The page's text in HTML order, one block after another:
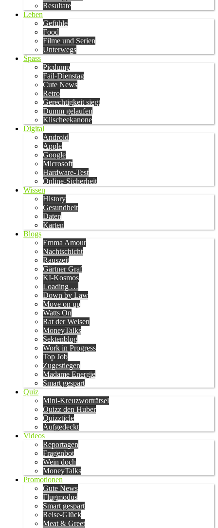
Resultate
Leben
Gefühle
Food
Filme und Serien
Unterwegs
Spass
Picdump
Fail-Dienstag
Cute News
Retro
Gerechtigkeit siegt
Dumm gelaufen
Klischeekanone
Digital
Android
Apple
Google
Microsoft
Hardware-Test
Online-Sicherheit
Wissen
History
Gesundheit
Daten
Karten
Blogs
Emma Amour
Nachtschicht
Rauszeit
Gärtner Graf
KI-Kosmos
Loading …
Down by Law
Move on up
Watts On
Rat der Weisen
MoneyTalks
Sektenblog
Work in Progress
Top Job
Zugestiegen
Madame Energie
Smart gespart
Quiz
Mini-Kreuzworträtsel
Quizz den Huber
Quizzticle
Aufgedeckt
Videos
Reportagen
Fragenbot
Wein doch
MoneyTalks
Promotionen
Gute News
Flugmodus
Smart gespart
Reise-Glück
Meat & Greet